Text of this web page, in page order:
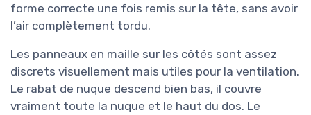
forme correcte une fois remis sur la tête, sans avoir
l’air complètement tordu.
Les panneaux en maille sur les côtés sont assez
discrets visuellement mais utiles pour la ventilation.
Le rabat de nuque descend bien bas, il couvre
vraiment toute la nuque et le haut du dos. Le